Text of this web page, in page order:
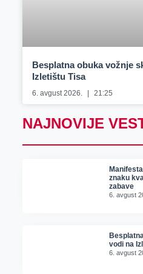
Besplatna obuka vožnje
Izletištu Tisa
6. avgust 2026. 21:25
NAJNOVIJE
znaku
zabave
6. avgust
vodi na
6. avgust